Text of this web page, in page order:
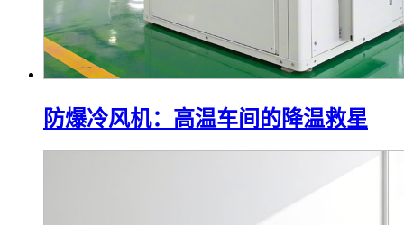
防爆冷风机：高温车间的降温救星